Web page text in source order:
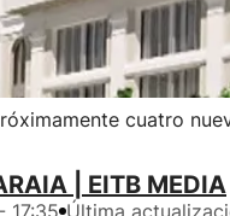
cuatro
| EITB MEDIA
17:35 Última